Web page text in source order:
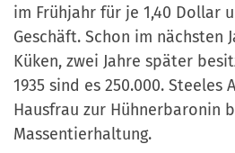
im Frühjahr für je 1,40 Dollar
Geschäft. Schon im nächsten
Küken, zwei Jahre später
1935 sind es 250.000. Steeles
Hausfrau zur Hühnerbaronin
Massentierhaltung.